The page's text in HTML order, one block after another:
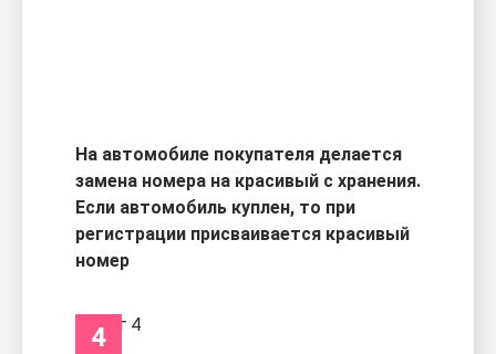
На автомобиле покупателя делается
замена номера на красивый с хранения.
Если автомобиль куплен, то при
регистрации присваивается красивый
номер
4